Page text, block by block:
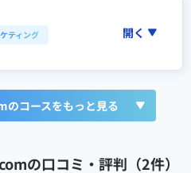
ティング 開く
コースをもっと見る
の口コミ・評判（2件）